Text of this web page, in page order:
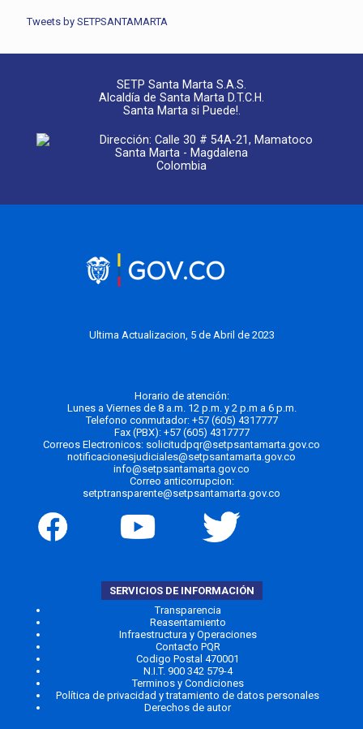
Tweets by SETPSANTAMARTA
SETP Santa Marta S.A.S.
Alcaldía de Santa Marta D.T.C.H.
Santa Marta si Puede!.
Dirección: Calle 30 # 54A-21, Mamatoco
Santa Marta - Magdalena
Colombia
Ultima Actualizacion, 5 de Abril de 2023
Horario de atención:
Lunes a Viernes de 8 a.m. 12 p.m. y 2 p.m a 6 p.m.
Telefono conmutador: +57 (605) 4317777
Fax (PBX): +57 (605) 4317777
Correos Electronicos: solicitudpqr@setpsantamarta.gov.co
notificacionesjudiciales@setpsantamarta.gov.co
info@setpsantamarta.gov.co
Correo anticorrupcion:
setptransparente@setpsantamarta.gov.co
SERVICIOS DE INFORMACIÓN
Transparencia
Reasentamiento
Infraestructura y Operaciones
Contacto PQR
Codigo Postal 470001
N.I.T. 900 342 579-4
Terminos y Condiciones
Política de privacidad y tratamiento de datos personales
Derechos de autor